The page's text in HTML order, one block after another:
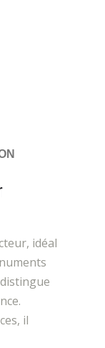
idéal
il